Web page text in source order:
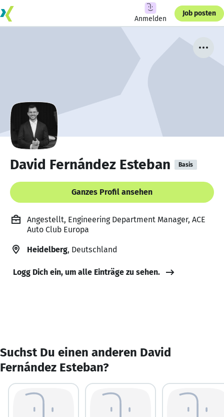
Anmelden
Job posten
David Fernández Esteban Basis
Ganzes Profil ansehen
Angestellt, Engineering Department Manager, ACE
Auto Club Europa
Heidelberg, Deutschland
Logg Dich ein, um alle Einträge zu sehen.
Suchst Du einen anderen David
Fernández Esteban?